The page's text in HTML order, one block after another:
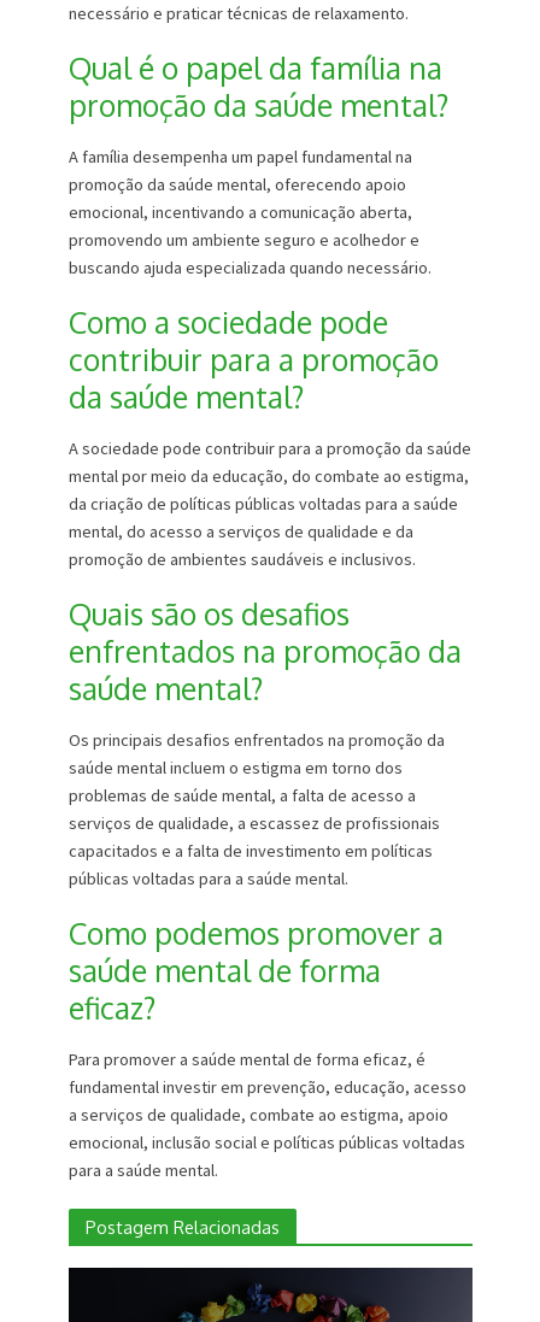
necessário e praticar técnicas de relaxamento.
Qual é o papel da família na
promoção da saúde mental?
A família desempenha um papel fundamental na
promoção da saúde mental, oferecendo apoio
emocional, incentivando a comunicação aberta,
promovendo um ambiente seguro e acolhedor e
buscando ajuda especializada quando necessário.
Como a sociedade pode
contribuir para a promoção
da saúde mental?
A sociedade pode contribuir para a promoção da saúde
mental por meio da educação, do combate ao estigma,
da criação de políticas públicas voltadas para a saúde
mental, do acesso a serviços de qualidade e da
promoção de ambientes saudáveis e inclusivos.
Quais são os desafios
enfrentados na promoção da
saúde mental?
Os principais desafios enfrentados na promoção da
saúde mental incluem o estigma em torno dos
problemas de saúde mental, a falta de acesso a
serviços de qualidade, a escassez de profissionais
capacitados e a falta de investimento em políticas
públicas voltadas para a saúde mental.
Como podemos promover a
saúde mental de forma
eficaz?
Para promover a saúde mental de forma eficaz, é
fundamental investir em prevenção, educação, acesso
a serviços de qualidade, combate ao estigma, apoio
emocional, inclusão social e políticas públicas voltadas
para a saúde mental.
Postagem Relacionadas